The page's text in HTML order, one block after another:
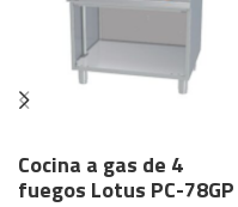
Cocina a gas de 4
fuegos Lotus PC-78GP